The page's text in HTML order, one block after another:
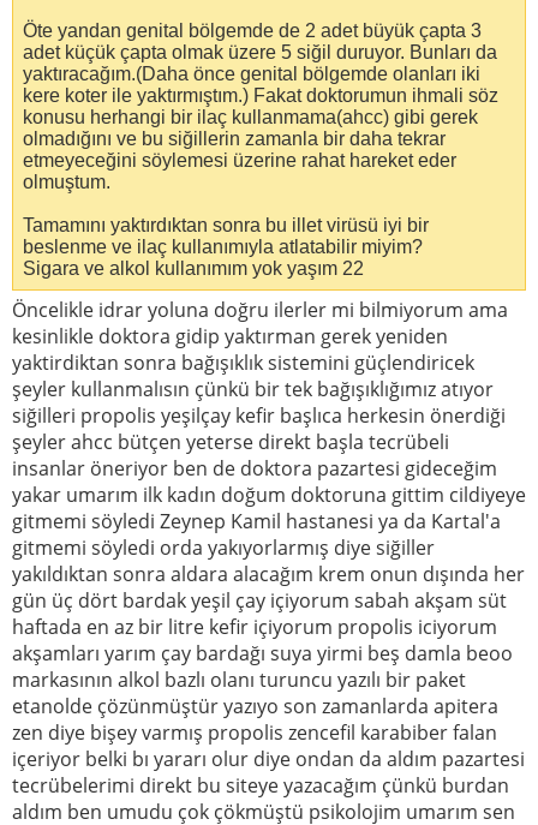
Öte yandan genital bölgemde de 2 adet büyük çapta 3
adet küçük çapta olmak üzere 5 siğil duruyor. Bunları da
yaktıracağım.(Daha önce genital bölgemde olanları iki
kere koter ile yaktırmıştım.) Fakat doktorumun ihmali söz
konusu herhangi bir ilaç kullanmama(ahcc) gibi gerek
olmadığını ve bu siğillerin zamanla bir daha tekrar
etmeyeceğini söylemesi üzerine rahat hareket eder
olmuştum.
Tamamını yaktırdıktan sonra bu illet virüsü iyi bir
beslenme ve ilaç kullanımıyla atlatabilir miyim?
Sigara ve alkol kullanımım yok yaşım 22
Öncelikle idrar yoluna doğru ilerler mi bilmiyorum ama
kesinlikle doktora gidip yaktırman gerek yeniden
yaktirdiktan sonra bağışıklık sistemini güçlendiricek
şeyler kullanmalısın çünkü bir tek bağışıklığımız atıyor
siğilleri propolis yeşilçay kefir başlıca herkesin önerdiği
şeyler ahcc bütçen yeterse direkt başla tecrübeli
insanlar öneriyor ben de doktora pazartesi gideceğim
yakar umarım ilk kadın doğum doktoruna gittim cildiyeye
gitmemi söyledi Zeynep Kamil hastanesi ya da Kartal'a
gitmemi söyledi orda yakıyorlarmış diye siğiller
yakıldıktan sonra aldara alacağım krem onun dışında her
gün üç dört bardak yeşil çay içiyorum sabah akşam süt
haftada en az bir litre kefir içiyorum propolis iciyorum
akşamları yarım çay bardağı suya yirmi beş damla beoo
markasının alkol bazlı olanı turuncu yazılı bir paket
etanolde çözünmüştür yazıyo son zamanlarda apitera
zen diye bişey varmış propolis zencefil karabiber falan
içeriyor belki bı yararı olur diye ondan da aldım pazartesi
tecrübelerimi direkt bu siteye yazacağım çünkü burdan
aldım ben umudu çok çökmüştü psikolojim umarım sen